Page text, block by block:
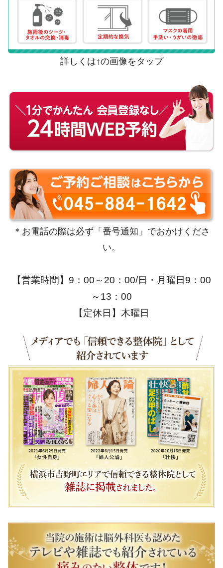
詳しくは↑の画像をタップ
＊お電話の際は必ず「番号通知」でおかけくださ
い。
【営業時間】9：00～20：00/日・月曜日9：00
～13：00
【定休日】木曜日